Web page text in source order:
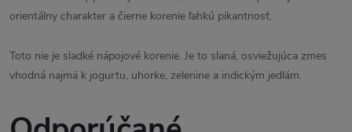
orientálny charakter a čierne korenie ľahkú pikantnosť.
Toto nie je sladké nápojové korenie. Je to slaná, osviežujúca zmes
vhodná najmä k jogurtu, uhorke, zelenine a indickým jedlám.